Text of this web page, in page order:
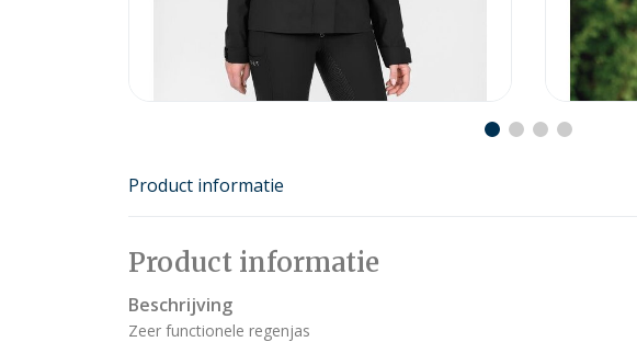
Product informatie
Product informatie
Beschrijving
Zeer functionele regenjas